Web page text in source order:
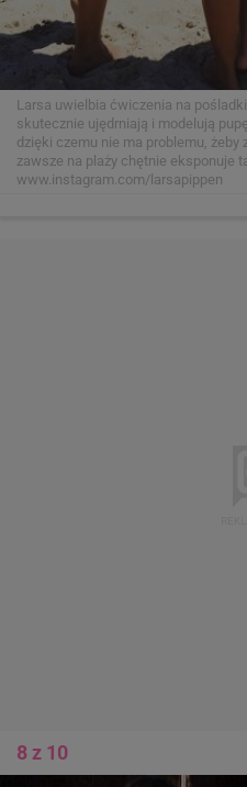
Larsa uwielbia ćwiczenia na
skutecznie ujędrniają i modelują
dzięki czemu nie ma problemu, żeby
zawsze na plaży chętnie eksponuje
www.instagram.com/larsapippen
8 z 10